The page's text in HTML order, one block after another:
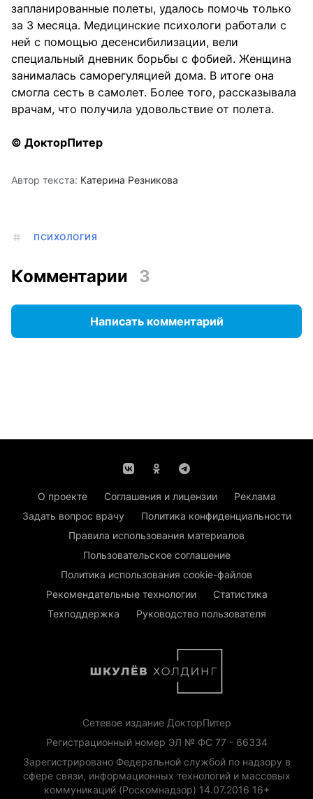
запланированные полеты, удалось помочь только
за 3 месяца. Медицинские психологи работали с
ней с помощью десенсибилизации, вели
специальный дневник борьбы с фобией. Женщина
занималась саморегуляцией дома. В итоге она
смогла сесть в самолет. Более того, рассказывала
врачам, что получила удовольствие от полета.
© ДокторПитер
Автор текста: Катерина Резникова
ПСИХОЛОГИЯ
Комментарии 3
Написать комментарий
О проекте Соглашения и лицензии
Реклама
Задать вопрос врачу
Политика конфиденциальности
Правила использования материалов
Пользовательское соглашение
Политика использования cookie-файлов
Рекомендательные технологии
Статистика
Техподдержка
Руководство пользователя
Сетевое издание ДокторПитер
Регистрационный номер ЭЛ № ФС 77 - 66334
Зарегистрировано Федеральной службой по надзору в
сфере связи, информационных технологий и массовых
коммуникаций (Роскомнадзор) 14.07.2016 16+